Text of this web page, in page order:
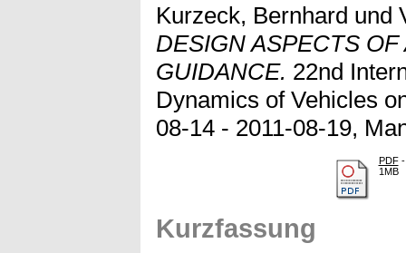
Kurzeck, Bernhard und
DESIGN ASPECTS
GUIDANCE. 22nd
Dynamics of Vehicles
08-14 - 2011-08-19,
PDF-
1MB
Kurzfassung